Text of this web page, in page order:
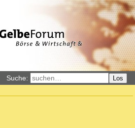
Suche: Los